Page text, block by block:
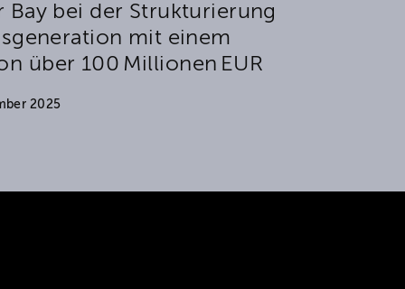
Bay bei der Strukturierung
mit einem
über 100 Millionen EUR
2025